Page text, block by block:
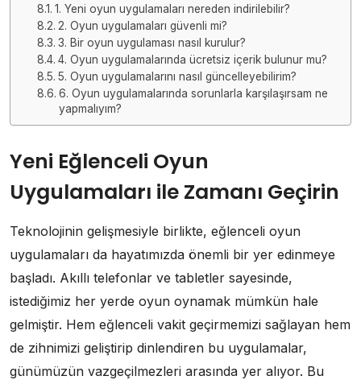
1. Yeni oyun uygulamaları nereden indirilebilir?
2. Oyun uygulamaları güvenli mi?
3. Bir oyun uygulaması nasıl kurulur?
4. Oyun uygulamalarında ücretsiz içerik bulunur mu?
5. Oyun uygulamalarını nasıl güncelleyebilirim?
6. Oyun uygulamalarında sorunlarla karşılaşırsam ne
yapmalıyım?
Yeni Eğlenceli Oyun
Uygulamaları ile Zamanı Geçirin
Teknolojinin gelişmesiyle birlikte, eğlenceli oyun
uygulamaları da hayatımızda önemli bir yer edinmeye
başladı. Akıllı telefonlar ve tabletler sayesinde,
istediğimiz her yerde oyun oynamak mümkün hale
gelmiştir. Hem eğlenceli vakit geçirmemizi sağlayan hem
de zihnimizi geliştirip dinlendiren bu uygulamalar,
günümüzün vazgeçilmezleri arasında yer alıyor. Bu